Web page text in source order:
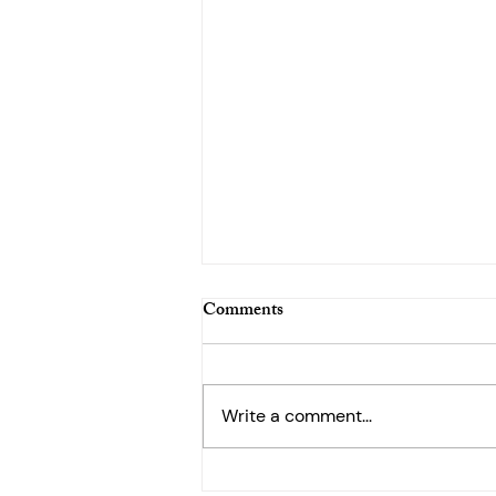
Comments
Write a comment...